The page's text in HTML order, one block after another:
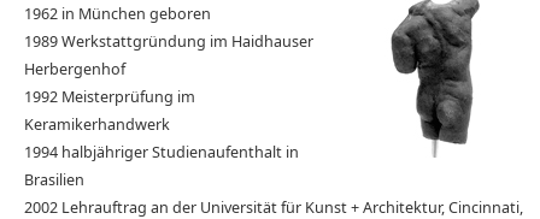
1962 in München geboren
1989 Werkstattgründung im Haidhauser
Herbergenhof
1992 Meisterprüfung im
Keramikerhandwerk
1994 halbjähriger Studienaufenthalt in
Brasilien
2002 Lehrauftrag an der Universität für Kunst + Architektur, Cincinnati,